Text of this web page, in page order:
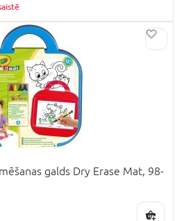
galds Dry Erase Mat, 98-